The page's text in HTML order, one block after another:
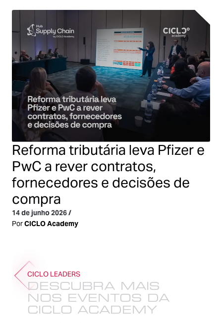
Reforma tributária leva Pfizer e
PwC a rever contratos,
fornecedores e decisões de
compra
14 de junho 2026/
PorCICLO Academy
CICLO LEADERS
DESCUBRA MAIS
NOS EVENTOS DA
CICLO ACADEMY